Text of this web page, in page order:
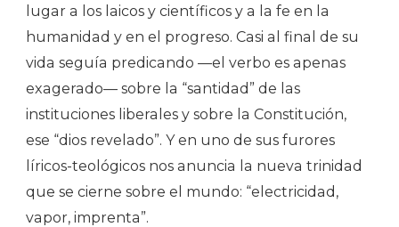
lugar a los laicos y científicos y a la fe en la
humanidad y en el progreso. Casi al final de su
vida seguía predicando —el verbo es apenas
exagerado— sobre la “santidad” de las
instituciones liberales y sobre la Constitución,
ese “dios revelado”. Y en uno de sus furores
líricos-teológicos nos anuncia la nueva trinidad
que se cierne sobre el mundo: “electricidad,
vapor, imprenta”.